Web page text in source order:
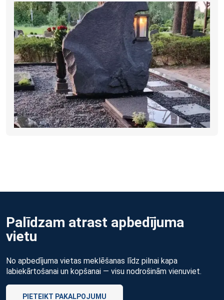
Palīdzam atrast apbedījuma
vietu
No apbedījuma vietas meklēšanas līdz pilnai kapa
labiekārtošanai un kopšanai — visu nodrošinām vienuviet.
PIETEIKT PAKALPOJUMU